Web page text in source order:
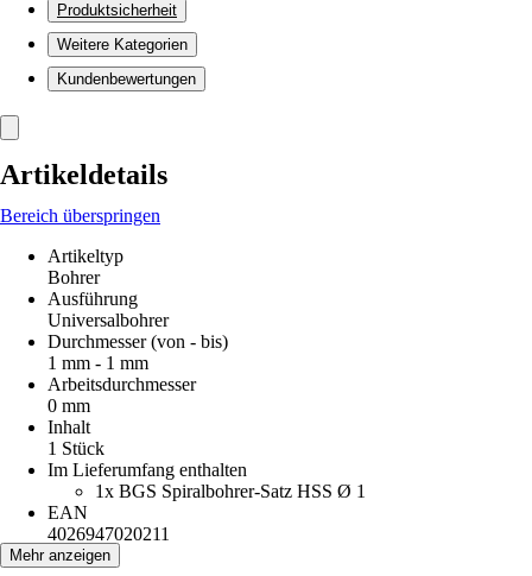
Produktsicherheit
Weitere Kategorien
Kundenbewertungen
Artikeldetails
Bereich überspringen
Artikeltyp
Bohrer
Ausführung
Universalbohrer
Durchmesser (von - bis)
1 mm - 1 mm
Arbeitsdurchmesser
0 mm
Inhalt
1 Stück
Im Lieferumfang enthalten
1x BGS Spiralbohrer-Satz HSS Ø 1
EAN
4026947020211
Mehr anzeigen